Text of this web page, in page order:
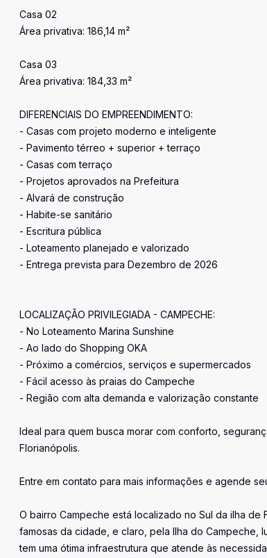
Casa 02
Área privativa: 186,14 m²
Casa 03
Área privativa: 184,33 m²
DIFERENCIAIS DO EMPREENDIMENTO:
- Casas com projeto moderno e inteligente
- Pavimento térreo + superior + terraço
- Casas com terraço
- Projetos aprovados na Prefeitura
- Alvará de construção
- Habite-se sanitário
- Escritura pública
- Loteamento planejado e valorizado
- Entrega prevista para Dezembro de 2026
LOCALIZAÇÃO PRIVILEGIADA - CAMPECHE:
- No Loteamento Marina Sunshine
- Ao lado do Shopping OKA
- Próximo a comércios, serviços e supermercados
- Fácil acesso às praias do Campeche
- Região com alta demanda e valorização constante
Ideal para quem busca morar com conforto,
Florianópolis.
Entre em contato para mais informações e agende
O bairro Campeche está localizado no Sul da ilha de
famosas da cidade, e claro, pela Ilha do Campeche,
tem uma ótima infraestrutura que atende às